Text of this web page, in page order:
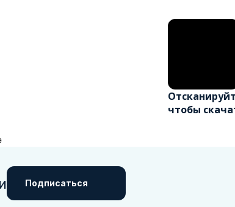
чтобы
Подписаться